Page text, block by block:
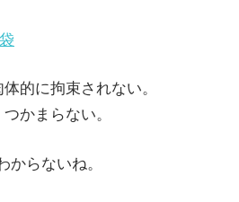
的に拘束されない。
かまらない。
らないね。